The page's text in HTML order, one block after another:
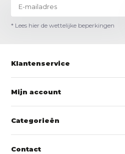
* Lees hier de wettelijke beperkingen
Klantenservice
Mijn account
Categorieën
Contact